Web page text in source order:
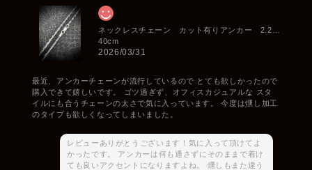
40cm
2026/03/31
最近、アンカーチェーンが流行しているので とても欲しかったので
購入できて嬉しいです。 ゴツ過ぎず、オフィスカジュアルな スタ
イルにも合うチェーンの太さで気に入っています。 今度は燻し加工
のタイプも欲しくなってしまいました。
レビューありがとうございます！気に入って頂けてよ
かったです。 アンカーは何も通さずにそのままで着け
ても良いアクセントになりますよね。 燻しもまた違う